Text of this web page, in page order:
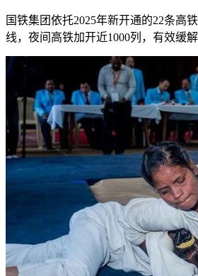
国铁集团依托2025年新开通的22条高
线，夜间高铁加开近1000列，有效缓